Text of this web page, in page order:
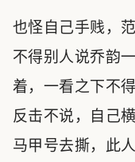
也怪自己手贱，
不得别人说乔韵
着，一看之下不
反击不说，自己
马甲号去撕，此